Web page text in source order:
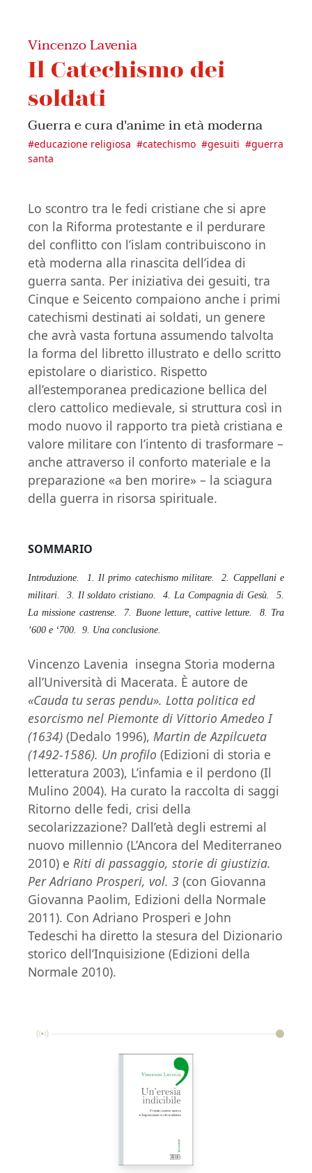
Vincenzo Lavenia
Il Catechismo dei
soldati
Guerra e cura d'anime in età moderna
#educazione religiosa #catechismo #gesuiti #guerra
santa
Lo scontro tra le fedi cristiane che si apre
con la Riforma protestante e il perdurare
del conflitto con l’islam contribuiscono in
età moderna alla rinascita dell’idea di
guerra santa. Per iniziativa dei gesuiti, tra
Cinque e Seicento compaiono anche i primi
catechismi destinati ai soldati, un genere
che avrà vasta fortuna assumendo talvolta
la forma del libretto illustrato e dello scritto
epistolare o diaristico. Rispetto
all’estemporanea predicazione bellica del
clero cattolico medievale, si struttura così in
modo nuovo il rapporto tra pietà cristiana e
valore militare con l’intento di trasformare –
anche attraverso il conforto materiale e la
preparazione «a ben morire» – la sciagura
della guerra in risorsa spirituale.
SOMMARIO
Introduzione. 1. Il primo catechismo militare. 2. Cappellani e
militari. 3. Il soldato cristiano. 4. La Compagnia di Gesù. 5.
La missione castrense. 7. Buone letture, cattive letture. 8. Tra
’600 e ‘700. 9. Una conclusione.
Vincenzo Lavenia insegna Storia moderna
all’Università di Macerata. È autore de
«Cauda tu seras pendu». Lotta politica ed
esorcismo nel Piemonte di Vittorio Amedeo I
(1634) (Dedalo 1996), Martin de Azpilcueta
(1492-1586). Un profilo (Edizioni di storia e
letteratura 2003), L’infamia e il perdono (Il
Mulino 2004). Ha curato la raccolta di saggi
Ritorno delle fedi, crisi della
secolarizzazione? Dall’età degli estremi al
nuovo millennio (L’Ancora del Mediterraneo
2010) e Riti di passaggio, storie di giustizia.
Per Adriano Prosperi, vol. 3 (con Giovanna
Giovanna Paolim, Edizioni della Normale
2011). Con Adriano Prosperi e John
Tedeschi ha diretto la stesura del Dizionario
storico dell’Inquisizione (Edizioni della
Normale 2010).